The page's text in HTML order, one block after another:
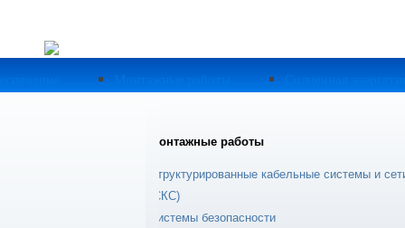
Монтажные работы
Структурированные кабельные системы и
(СКС)
Системы безопасности
IP телефония
Виртуальная АТС